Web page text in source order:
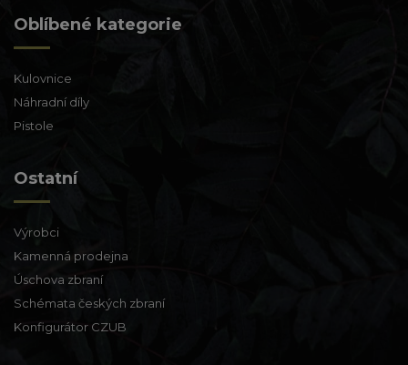
Oblíbené kategorie
Kulovnice
Náhradní díly
Pistole
Ostatní
Výrobci
Kamenná prodejna
Úschova zbraní
Schémata českých zbraní
Konfigurátor CZUB